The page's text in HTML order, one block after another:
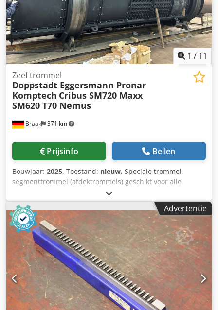
modellen zonder wachttijd uit voorraad leverbaar.
1 / 11
Braak 371 km
Zeef trommel
Doppstadt Eggersmann Pronar
Komptech Cribus SM720 Maxx
SM620 T70 Nemus
Prijsinfo Bellen
Bouwjaar: 2025, Toestand: nieuw, Speciale trommel,
segmenttrommel (afdektrommels) geschikt voor alle
gangbare zeefmachines zoals Doppstadt SM518 / SM618 /
SM620 / SM720 / Terra Select T5-T7, Komptech Maxx,
Mustang, Nemus, Cribus Pronar 18.47, 20.55 en andere
Cfhql02lmx - Vervaardigd volgens uw specificaties: -
Segmenten met gaten vanaf 2 mm mogelijk - eenvoudig
verwisselen van de zeefsegmenten - Verschillende
segmenten mogelijk binnen één trommel Cedpfx Abovnl
Tyoujha - kleinste bruggen - Hardox-segmenten - gelaste
spiraal - in diverse draaddiktes - korte levertijden Veel
zeeftrommels op voorraad
Advertentie